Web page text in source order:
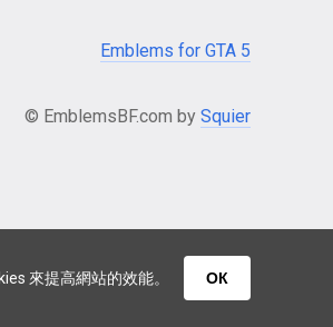
來提高網站的效能。 ОК
Emblems for GTA 5
© EmblemsBF.com by Squier